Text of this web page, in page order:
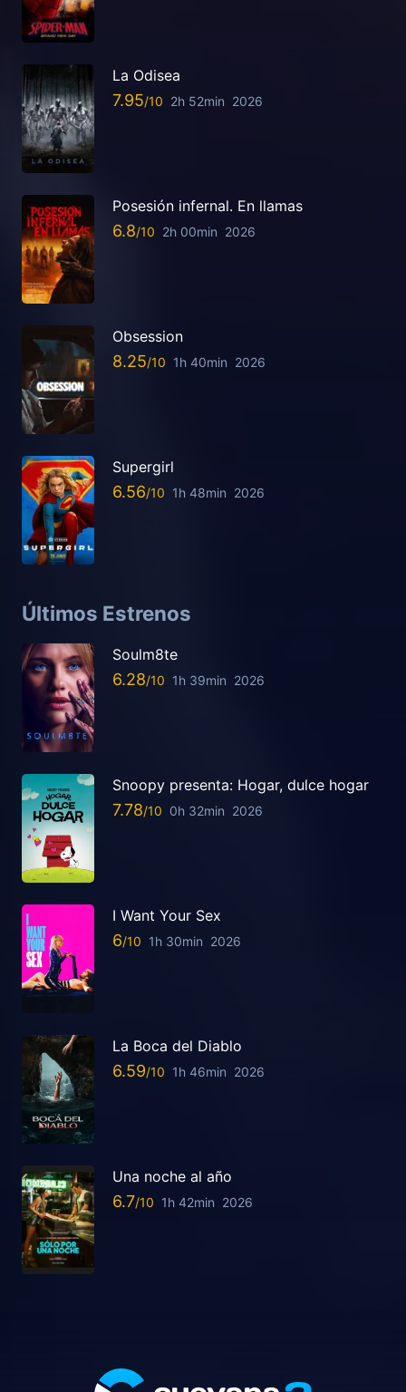
La Odisea
7.95 2h 52min 2026
Posesión infernal. En llamas
6.8 2h 00min 2026
Obsession
8.25 1h 40min 2026
Supergirl
6.56 1h 48min 2026
Últimos Estrenos
Soulm8te
6.28 1h 39min 2026
Snoopy presenta: Hogar, dulce hogar
7.78 0h 32min 2026
I Want Your Sex
6 1h 30min 2026
La Boca del Diablo
6.59 1h 46min 2026
Una noche al año
6.7 1h 42min 2026